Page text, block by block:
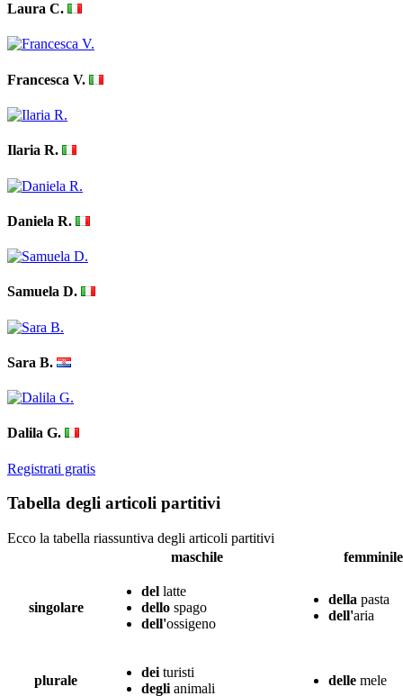
Laura C.
Francesca V.
Ilaria R.
Daniela R.
Samuela D.
Sara B.
Dalila G.
Registrati gratis
Tabella degli articoli partitivi
Ecco la tabella riassuntiva degli articoli partitivi
maschile
femminile
singolare
del latte
dello spago
dell'ossigeno
della pasta
dell'aria
plurale
dei turisti
degli animali
delle mele